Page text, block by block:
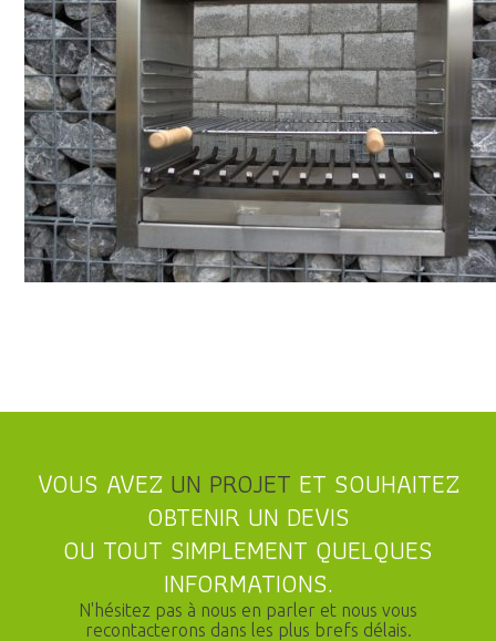
VOUS AVEZ UN PROJET ET SOUHAITEZ
OBTENIR UN DEVIS
OU TOUT SIMPLEMENT QUELQUES
INFORMATIONS.
N'hésitez pas à nous en parler et nous vous
recontacterons dans les plus brefs délais.